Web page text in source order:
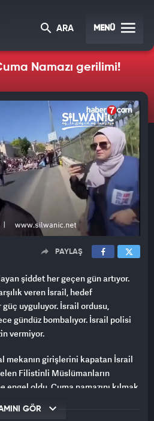
ARA MENÜ
Namazı gerilimi!
PAYLAŞ
şiddet her geçen gün artıyor.
veren İsrail, hedef
güç uyguluyor. İsrail ordusu,
gündüz bombalıyor. İsrail polisi
vermiyor.
mekanın girişlerini kapatan İsrail
Filistinli Müslümanların
oldu. Cuma namazını kılmak
GÖR